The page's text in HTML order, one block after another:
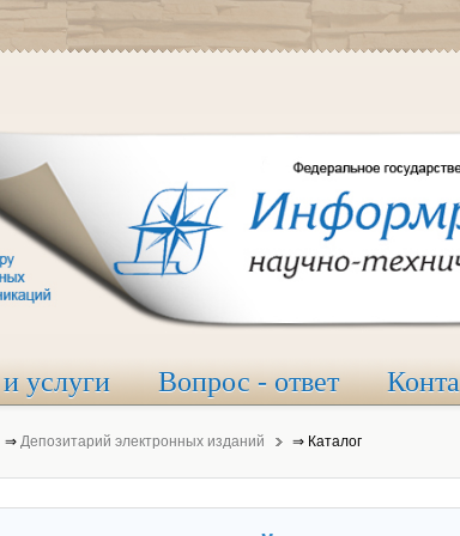
услуги Вопрос - ответ
⇒ Депозитарий электронных изданий ⇒ Каталог